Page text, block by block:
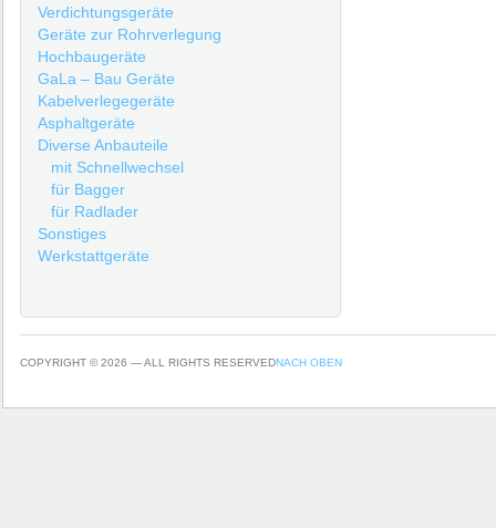
Verdichtungsgeräte
Geräte zur Rohrverlegung
Hochbaugeräte
GaLa – Bau Geräte
Kabelverlegegeräte
Asphaltgeräte
Diverse Anbauteile
mit Schnellwechsel
für Bagger
für Radlader
Sonstiges
Werkstattgeräte
COPYRIGHT © 2026 — ALL RIGHTS RESERVEDNACH OBEN